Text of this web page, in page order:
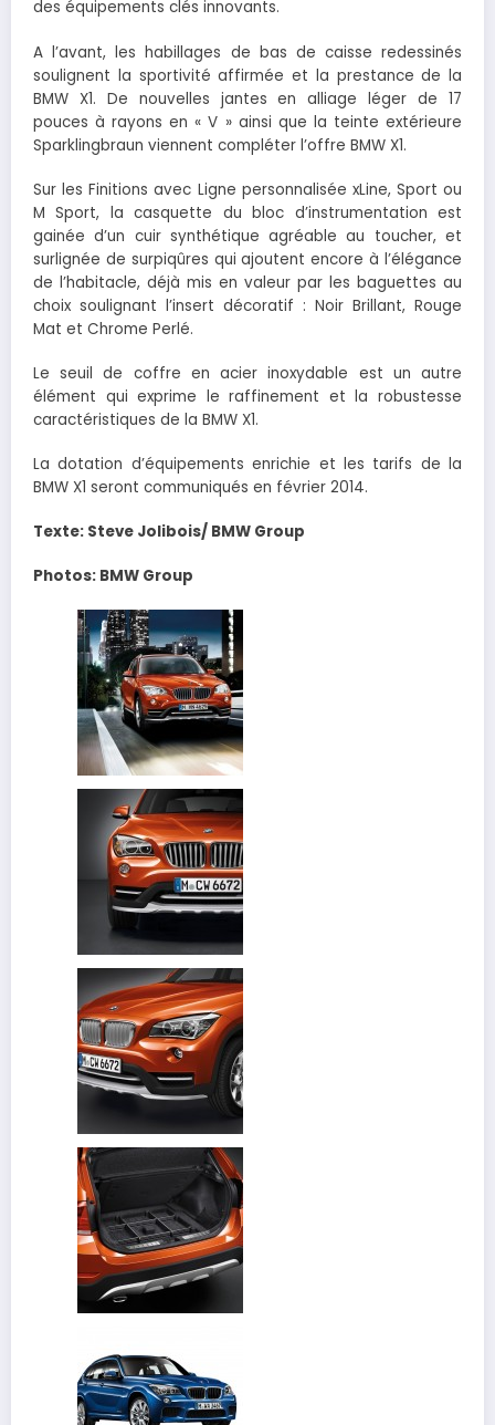
des équipements clés innovants.
A l’avant, les habillages de bas de caisse redessinés
soulignent la sportivité affirmée et la prestance de la
BMW X1. De nouvelles jantes en alliage léger de 17
pouces à rayons en « V » ainsi que la teinte extérieure
Sparklingbraun viennent compléter l’offre BMW X1.
Sur les Finitions avec Ligne personnalisée xLine, Sport ou
M Sport, la casquette du bloc d’instrumentation est
gainée d’un cuir synthétique agréable au toucher, et
surlignée de surpiqûres qui ajoutent encore à l’élégance
de l’habitacle, déjà mis en valeur par les baguettes au
choix soulignant l’insert décoratif : Noir Brillant, Rouge
Mat et Chrome Perlé.
Le seuil de coffre en acier inoxydable est un autre
élément qui exprime le raffinement et la robustesse
caractéristiques de la BMW X1.
La dotation d’équipements enrichie et les tarifs de la
BMW X1 seront communiqués en février 2014.
Texte: Steve Jolibois/ BMW Group
Photos: BMW Group